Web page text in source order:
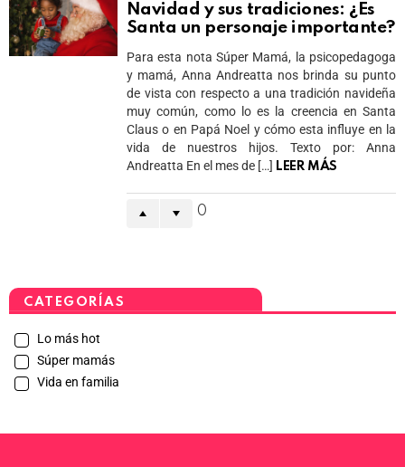
Navidad y sus tradiciones: ¿Es
Santa un personaje importante?
Para esta nota Súper Mamá, la psicopedagoga
y mamá, Anna Andreatta nos brinda su punto
de vista con respecto a una tradición navideña
muy común, como lo es la creencia en Santa
Claus o en Papá Noel y cómo esta influye en la
vida de nuestros hijos. Texto por: Anna
Andreatta En el mes de […] LEER MÁS
0
CATEGORÍAS
Lo más hot
Súper mamás
Vida en familia